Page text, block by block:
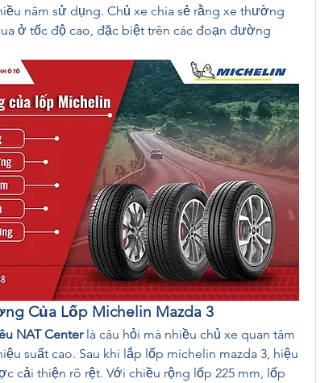
năm sử dụng. Chủ xe chia sẻ rằng xe thường
ở tốc độ cao, đặc biệt trên các đoạn đường
Của Lốp Michelin Mazda 3
NAT Center là câu hỏi mà nhiều chủ xe quan tâm
suất cao. Sau khi lắp lốp michelin mazda 3, hiệu
cải thiện rõ rệt. Với chiều rộng lốp 225 mm, lốp